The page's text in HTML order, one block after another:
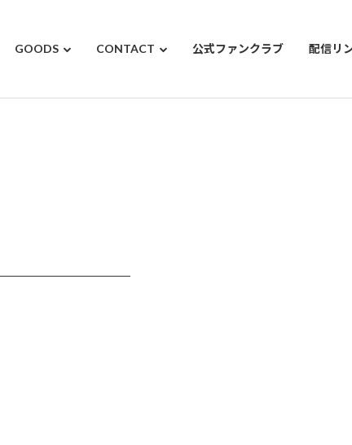
GOODS CONTACT 公式ファンクラブ 配信リ